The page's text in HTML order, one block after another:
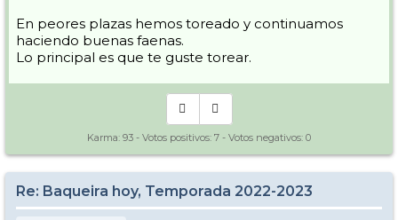
En peores plazas hemos toreado y continuamos
haciendo buenas faenas.
Lo principal es que te guste torear.
Karma: 93 - Votos positivos: 7 - Votos negativos: 0
Re: Baqueira hoy, Temporada 2022-2023